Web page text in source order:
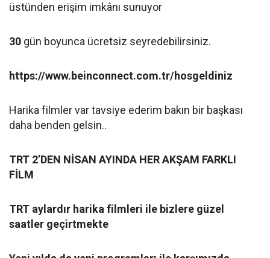
üstünden erişim imkânı sunuyor
30 gün boyunca ücretsiz seyredebilirsiniz.
https://www.beinconnect.com.tr/hosgeldiniz
Harika filmler var tavsiye ederim bakın bir başkası
daha benden gelsin..
TRT 2’DEN NİSAN AYINDA HER AKŞAM FARKLI
FİLM
TRT aylardır harika filmleri ile bizlere güzel
saatler geçirtmekte